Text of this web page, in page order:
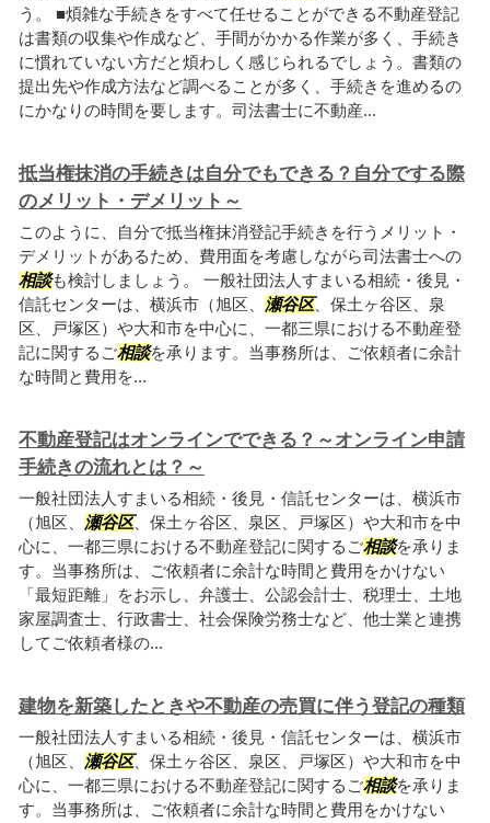
う。 ■煩雑な手続きをすべて任せることができる不動産登記
は書類の収集や作成など、手間がかかる作業が多く、手続き
に慣れていない方だと煩わしく感じられるでしょう。書類の
提出先や作成方法など調べることが多く、手続きを進めるの
にかなりの時間を要します。司法書士に不動産...
抵当権抹消の手続きは自分でもできる？自分でする際
のメリット・デメリット～
このように、自分で抵当権抹消登記手続きを行うメリット・
デメリットがあるため、費用面を考慮しながら司法書士への
相談も検討しましょう。 一般社団法人すまいる相続・後見・
信託センターは、横浜市（旭区、 瀬谷区、保土ヶ谷区、泉
区、戸塚区）や大和市を中心に、一都三県における不動産登
記に関するご相談を承ります。当事務所は、ご依頼者に余計
な時間と費用を...
不動産登記はオンラインでできる？～オンライン申請
手続きの流れとは？～
一般社団法人すまいる相続・後見・信託センターは、横浜市
（旭区、 瀬谷区、保土ヶ谷区、泉区、戸塚区）や大和市を中
心に、一都三県における不動産登記に関するご相談を承りま
す。当事務所は、ご依頼者に余計な時間と費用をかけない
「最短距離」をお示し、弁護士、公認会計士、税理士、土地
家屋調査士、行政書士、社会保険労務士など、他士業と連携
してご依頼者様の...
建物を新築したときや不動産の売買に伴う登記の種類
一般社団法人すまいる相続・後見・信託センターは、横浜市
（旭区、 瀬谷区、保土ヶ谷区、泉区、戸塚区）や大和市を中
心に、一都三県における不動産登記に関するご相談を承りま
す。当事務所は、ご依頼者に余計な時間と費用をかけない